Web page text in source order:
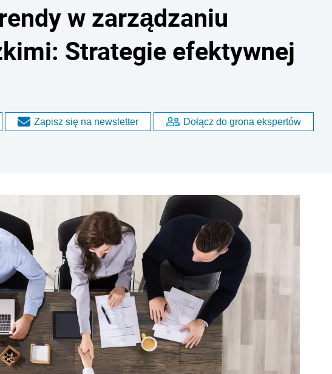
w zarządzaniu
Strategie efektywnej
Zapisz się na newsletter Dołącz do grona ekspertów